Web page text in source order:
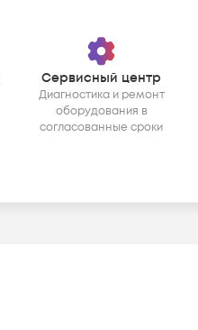
Сервисный центр
Диагностика и ремонт
оборудования в
согласованные сроки